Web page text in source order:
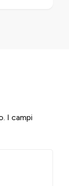
I campi